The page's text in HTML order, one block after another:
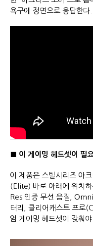
욕구에 정면으로 응답한
■ 이 게이밍 헤드셋이 필
이 제품은 스틸시리즈 아
(Elite) 바로 아래에 위치
Res 인증 무선 음질,
터리, 클리어캐스트 프로
엄 게이밍 헤드셋이 갖춰